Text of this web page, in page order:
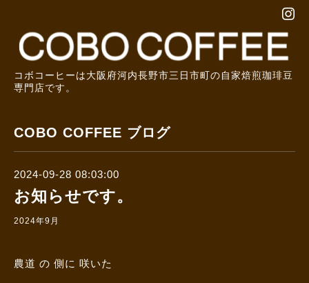
コボコーヒーは大阪府河内長野市三日市町の自家焙煎珈琲豆
専門店です。
COBO COFFEE ブログ
2024-09-28 08:03:00
お知らせです。
2024年9月
農道 の 側に 咲いた